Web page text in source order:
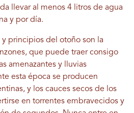
llevar al menos 4 litros de agua
y por día.
y principios del otoño son la
que puede traer consigo
amenazantes y lluvias
esta época se producen
y los cauces secos de los
en torrentes embravecidos y